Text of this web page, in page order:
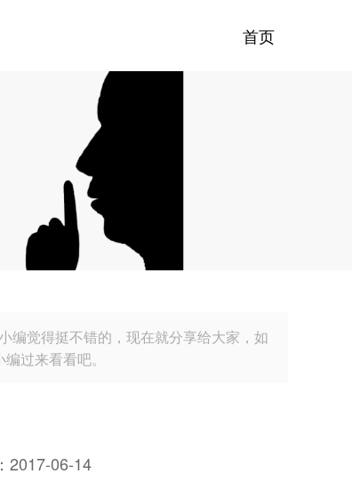
首页
编觉得挺不错的，现在就分享给大家，如
过来看看吧。
2017-06-14